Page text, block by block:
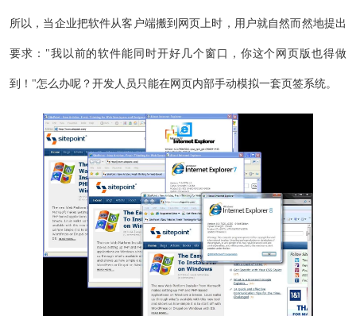
所以，当企业把软件从客户端搬到网页上时，用户就自然而然地提出
要求："我以前的软件能同时开好几个窗口，你这个网页版也得做
到！"怎么办呢？开发人员只能在网页内部手动模拟一套页签系统。